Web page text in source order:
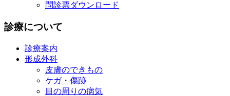
問診票ダウンロード
診療について
診療案内
形成外科
皮膚のできもの
ケガ・傷跡
目の周りの病気